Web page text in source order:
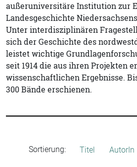
außeruniversitäre Institution zur
Landesgeschichte
Unter interdisziplinären
sich der Geschichte des
leistet wichtige
seit 1914 die aus ihren Projekten
wissenschaftlichen Ergebnisse.
300 Bände erschienen.
Sortierung: Titel AutorIn